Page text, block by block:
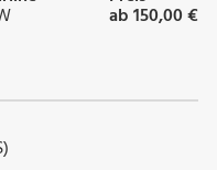
ab 150,00 €